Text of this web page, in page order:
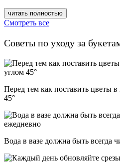
читать полностью
Смотреть все
Советы по уходу за
Перед тем как поставить цветы в
45°
Вода в вазе должна быть всегда